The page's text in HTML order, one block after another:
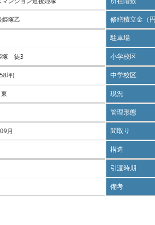
姫塚乙 修繕積立金（
駐車場
塚 徒3 小学校区
坪) 中学校区
現況
管理形態
月 間取り
構造
引渡時期
備考